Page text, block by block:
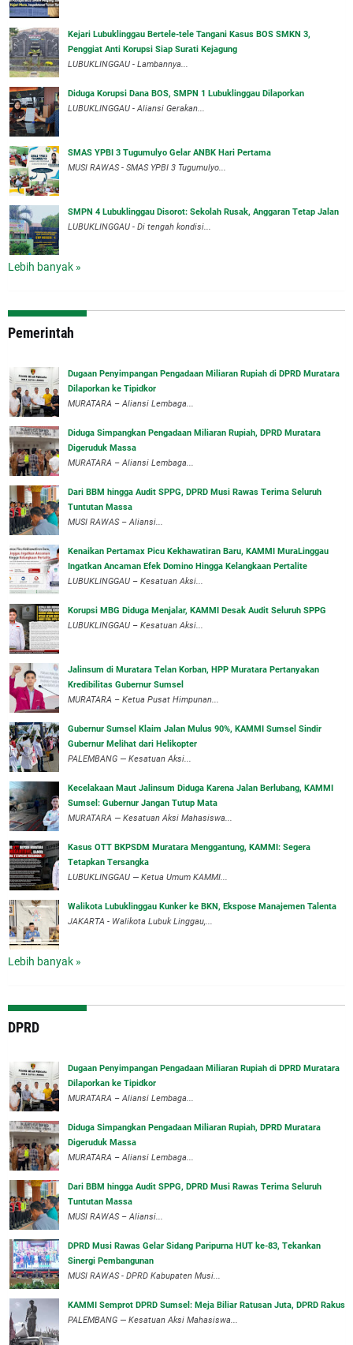
Kejari Lubuklinggau Bertele-tele Tangani Kasus BOS SMKN 3,
Penggiat Anti Korupsi Siap Surati Kejagung
LUBUKLINGGAU - Lambannya...
Diduga Korupsi Dana BOS, SMPN 1 Lubuklinggau Dilaporkan
LUBUKLINGGAU - Aliansi Gerakan...
SMAS YPBI 3 Tugumulyo Gelar ANBK Hari Pertama
MUSI RAWAS - SMAS YPBI 3 Tugumulyo...
SMPN 4 Lubuklinggau Disorot: Sekolah Rusak, Anggaran Tetap Jalan
LUBUKLINGGAU - Di tengah kondisi...
Lebih banyak »
Pemerintah
‎Dugaan Penyimpangan Pengadaan Miliaran Rupiah di DPRD Muratara
Dilaporkan ke Tipidkor
‎MURATARA – Aliansi Lembaga...
Diduga Simpangkan Pengadaan Miliaran Rupiah, DPRD Muratara
Digeruduk Massa
‎MURATARA – Aliansi Lembaga...
Dari BBM hingga Audit SPPG, DPRD Musi Rawas Terima Seluruh
Tuntutan Massa
MUSI RAWAS – Aliansi...
‎Kenaikan Pertamax Picu Kekhawatiran Baru, KAMMI MuraLinggau
Ingatkan Ancaman Efek Domino Hingga Kelangkaan Pertalite
‎LUBUKLINGGAU – Kesatuan Aksi...
Korupsi MBG Diduga Menjalar, KAMMI Desak Audit Seluruh SPPG
‎LUBUKLINGGAU – Kesatuan Aksi...
‎Jalinsum di Muratara Telan Korban, HPP Muratara Pertanyakan
Kredibilitas Gubernur Sumsel
MURATARA – Ketua Pusat Himpunan...
‎Gubernur Sumsel Klaim Jalan Mulus 90%, KAMMI Sumsel Sindir
Gubernur Melihat dari Helikopter
‎PALEMBANG — Kesatuan Aksi...
‎Kecelakaan Maut Jalinsum Diduga Karena Jalan Berlubang, KAMMI
Sumsel: Gubernur Jangan Tutup Mata
‎MURATARA — Kesatuan Aksi Mahasiswa...
‎Kasus OTT BKPSDM Muratara Menggantung, KAMMI: Segera
Tetapkan Tersangka
‎LUBUKLINGGAU — Ketua Umum KAMMI...
Walikota Lubuklinggau Kunker ke BKN, Ekspose Manajemen Talenta
JAKARTA - Walikota Lubuk Linggau,...
Lebih banyak »
DPRD
‎Dugaan Penyimpangan Pengadaan Miliaran Rupiah di DPRD Muratara
Dilaporkan ke Tipidkor
‎MURATARA – Aliansi Lembaga...
Diduga Simpangkan Pengadaan Miliaran Rupiah, DPRD Muratara
Digeruduk Massa
‎MURATARA – Aliansi Lembaga...
Dari BBM hingga Audit SPPG, DPRD Musi Rawas Terima Seluruh
Tuntutan Massa
MUSI RAWAS – Aliansi...
DPRD Musi Rawas Gelar Sidang Paripurna HUT ke-83, Tekankan
Sinergi Pembangunan
MUSI RAWAS - DPRD Kabupaten Musi...
KAMMI Semprot DPRD Sumsel: Meja Biliar Ratusan Juta, DPRD Rakus
PALEMBANG — Kesatuan Aksi Mahasiswa...